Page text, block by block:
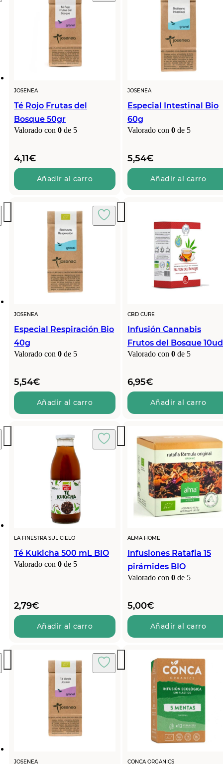
JOSENEA
Té Rojo Frutas del
Bosque 50gr
Valorado con 0 de 5
4,11€
Añadir al carro
JOSENEA
Especial Intestinal Bio
60g
Valorado con 0 de 5
5,54€
Añadir al carro
JOSENEA
Especial Respiración Bio
40g
Valorado con 0 de 5
5,54€
Añadir al carro
CBD CURE
Infusión Cannabis
Frutos del Bosque 10ud
Valorado con 0 de 5
6,95€
Añadir al carro
LA FINESTRA SUL CIELO
Té Kukicha 500 mL BIO
Valorado con 0 de 5
2,79€
Añadir al carro
ALMA HOME
Infusiones Ratafia 15
pirámides BIO
Valorado con 0 de 5
5,00€
Añadir al carro
JOSENEA CONCA ORGANICS